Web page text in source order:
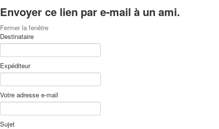
Envoyer ce lien par e-mail à un ami.
Fermer la fenêtre
Destinataire
Expéditeur
Votre adresse e-mail
Sujet